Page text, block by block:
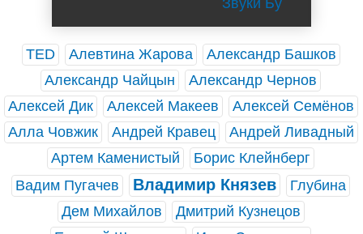
Звуки Бу
TED Алевтина Жарова
Александр Башков
Александр Чайцын
Александр Чернов
Алексей Дик
Алексей Макеев
Алексей Семёнов
Алла Човжик
Андрей Кравец
Андрей Ливадный
Артем Каменистый
Борис Клейнберг
Вадим Пугачев
Владимир Князев
Глубина
Дем Михайлов
Дмитрий Кузнецов